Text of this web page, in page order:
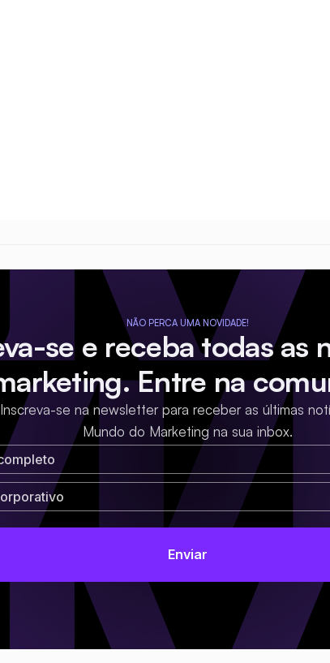
NÃO PERCA UMA NOVIDADE!
se e receba todas as
Entre na
Inscreva-se na newsletter para receber as últimas
Mundo do Marketing na sua inbox.